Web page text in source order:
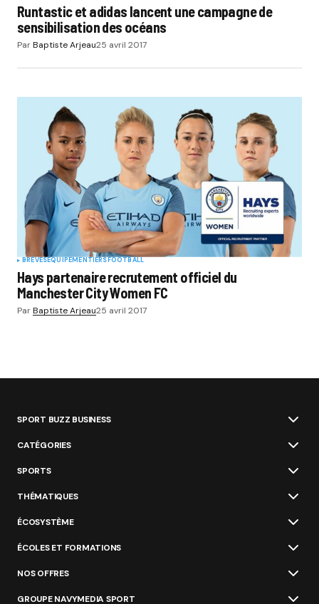
Runtastic et adidas lancent une campagne de
sensibilisation des océans
ParBaptiste Arjeau25 avril 2017
BRÈVESEQUIPEMENTIERSFOOTBALL
Hays partenaire recrutement officiel du
Manchester City Women FC
ParBaptiste Arjeau25 avril 2017
SPORT BUZZ BUSINESS
CATÉGORIES
SPORTS
THÉMATIQUES
ÉCOSYSTÈME
ÉCOLES ET FORMATIONS
NOS OFFRES
GROUPE NAVYMEDIA SPORT